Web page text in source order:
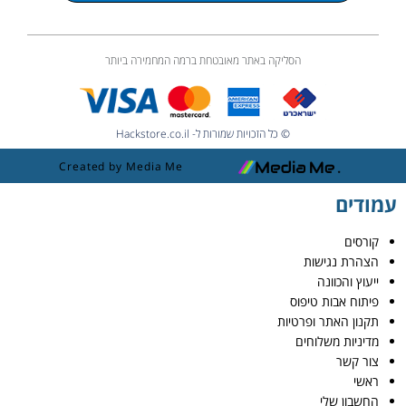
הסליקה באתר מאובטחת ברמה המחמירה ביותר
© כל הזכויות שמורות ל- Hackstore.co.il
Created by Media Me
עמודים
קורסים
הצהרת נגישות
ייעוץ והכוונה
פיתוח אבות טיפוס
תקנון האתר ופרטיות
מדיניות משלוחים
צור קשר
ראשי
החשבון שלי